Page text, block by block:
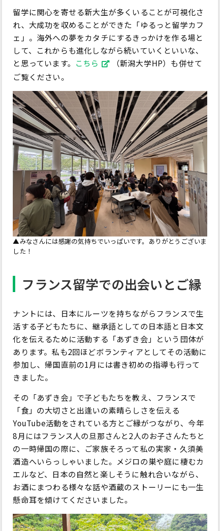
留学に関心を寄せる新大生が多くいることが可視化さ
れ、大成功を収めることができた「ゆるっと留学カフ
ェ」。海外への夢をカタチにするきっかけを作る場と
して、これからも進化しながら続いていくといいな、
と思っています。 こちら
（新潟大学HP）も併せて
ご覧ください。
▲みなさんには感謝の気持ちでいっぱいです。ありがとうございま
した！
フランス留学での出会いとご縁
ナントには、日本にルーツを持ちながらフランスで生
活する子どもたちに、継承語としての日本語と日本文
化を伝えるために活動する「あずき会」という団体が
あります。私も2回ほどボランティアとしてその活動に
参加し、帰国直前の1月には書き初めの指導も行って
きました。
その「あずき会」で子どもたちを教え、フランスで
「食」の大切さと出逢いの素晴らしさを伝える
YouTube活動をされている方とご縁がつながり、今年
8月にはフランス人の旦那さんと2人のお子さんたちと
の一時帰国の際に、ご家族そろって私の実家・久須美
酒造へいらっしゃいました。メジロの巣や庭に棲むカ
エルなど、日本の自然と楽しそうに触れ合いながら、
お酒にまつわる様々な話や酒蔵のストーリーにも一生
懸命耳を傾けてくださいました。